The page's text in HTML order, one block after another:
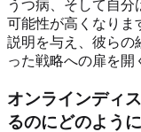
うつ病、そして自分
可能性が高くなりま
説明を与え、彼らの
った戦略への扉を開
オンラインディ
るのにどのよう